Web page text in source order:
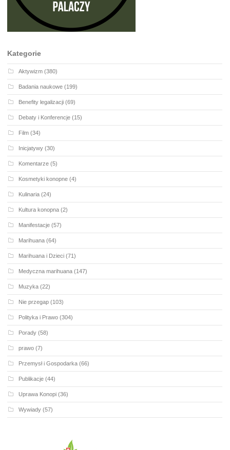
Kategorie
Aktywizm (380)
Badania naukowe (199)
Benefity legalizacji (69)
Debaty i Konferencje (15)
Film (34)
Inicjatywy (30)
Komentarze (5)
Kosmetyki konopne (4)
Kulinaria (24)
Kultura konopna (2)
Manifestacje (57)
Marihuana (64)
Marihuana i Dzieci (71)
Medyczna marihuana (147)
Muzyka (22)
Nie przegap (103)
Polityka i Prawo (304)
Porady (58)
prawo (7)
Przemysł i Gospodarka (66)
Publikacje (44)
Uprawa Konopi (36)
Wywiady (57)